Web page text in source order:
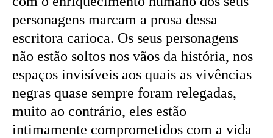
personagens marcam a prosa dessa
escritora carioca. Os seus personagens
não estão soltos nos vãos da história, nos
espaços invisíveis aos quais as vivências
negras quase sempre foram relegadas,
muito ao contrário, eles estão
intimamente comprometidos com a vida